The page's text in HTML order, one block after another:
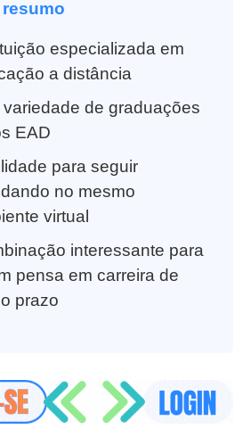
especializada em
a distância
variedade de graduações
EAD
para seguir
no mesmo
virtual
interessante para
pensa em carreira de
prazo